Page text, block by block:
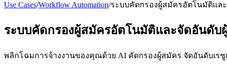
Use Cases/Workflow Automation/ระบบคัดกรองผู้สมัครอัตโนมัติแล
ระบบคัดกรองผู้สมัครอัตโนมัติและจัดอันดับ
พลิกโฉมการจ้างงานของคุณด้วย AI คัดกรองผู้สมัคร จัดอันดับเรซู